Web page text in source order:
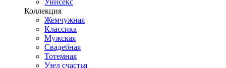
Унисекс
Коллекция
Жемчужная
Классика
Мужская
Свадебная
Тотемная
Узел счастья